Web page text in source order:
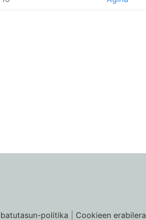
politika Cookieen erabilera